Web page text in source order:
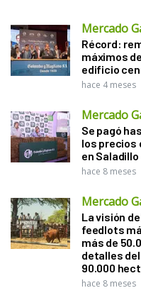
Mercado
Récord:
máximos
edificio
hace 4 meses
Mercado
Se pagó
los precios
en Saladillo
hace 8 meses
Mercado
La visión
feedlots
más de
detalles
90.000
hace 8 meses